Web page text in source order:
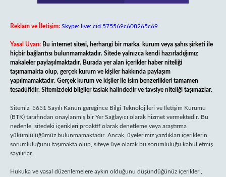
Reklam ve İletişim: Skype: live:.cid.575569c608265c69
Yasal Uyarı: Bu internet sitesi, herhangi bir marka, kurum veya şahıs şirketi ile
hiçbir bağlantısı bulunmamaktadır. Sitede yalnızca kendi hazırladığımız
makaleler paylaşılmaktadır. Burada yer alan içerikler haber niteliği
taşımamakta olup, gerçek kurum ve kişiler hakkında paylaşım
yapılmamaktadır. Gerçek kurum ve kişiler ile isim benzerlikleri tamamen
tesadüfidir. Sitemizdeki bilgiler taslak halindedir ve tavsiye niteliği taşımazlar.
Sitemiz, 5651 Sayılı Kanun gereğince Bilgi Teknolojileri ve İletişim Kurumu
(BTK) tarafından onaylanmış bir Yer Sağlayıcı olarak hizmet vermektedir. Bu
nedenle, sitedeki içerikleri proaktif olarak denetleme veya araştırma
yükümlülüğümüz bulunmamaktadır. Ancak, üyelerimiz yazdıkları içeriklerin
sorumluluğunu taşımakta olup, siteye üye olarak bu sorumluluğu kabul etmiş
sayılırlar.
Hukuka ve yasal düzenlemelere aykırı olduğunu düşündüğünüz içerikleri,